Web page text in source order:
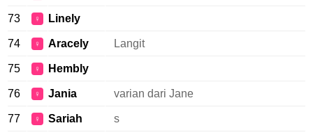
73 ♀ Linely
74 ♀ Aracely Langit
75 ♀ Hembly
76 ♀ Jania varian dari Jane
77 ♀ Sariah s